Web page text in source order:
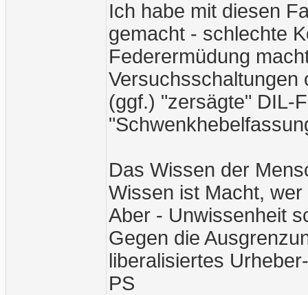
Ich habe mit diesen
gemacht - schlechte
Federermüdung
Versuchsschaltungen
(ggf.) "zersägte" DIL-
Das Wissen der
Wissen ist Macht,
Aber - Unwissenheit
Gegen die
liberalisiertes
PS